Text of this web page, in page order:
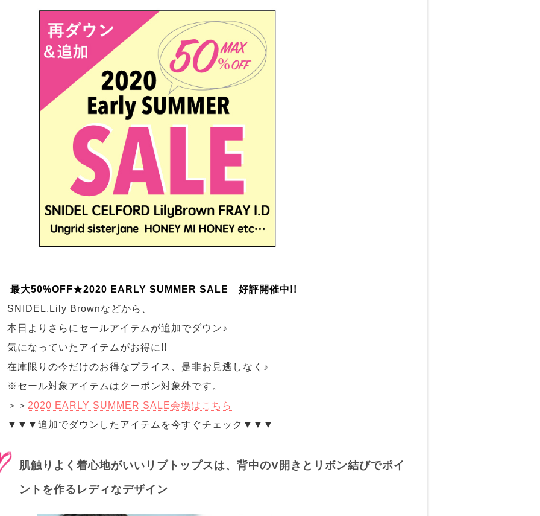
最大50%OFF★2020 EARLY SUMMER SALE 好評開催中!!
SNIDEL,Lily Brownなどから、
本日よりさらにセールアイテムが追加でダウン♪
気になっていたアイテムがお得に!!
在庫限りの今だけのお得なプライス、是非お見逃しなく♪
※セール対象アイテムはクーポン対象外です。
＞＞ 2020 EARLY SUMMER SALE会場はこちら
▼▼▼追加でダウンしたアイテムを今すぐチェック▼▼▼
肌触りよく着心地がいいリブトップスは、背中のV開きとリボン結びでポイ
ントを作るレディなデザイン